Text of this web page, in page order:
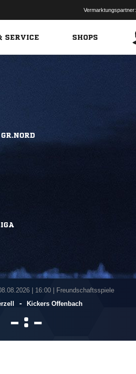
Vermarktungspartner:
SERVICE SHOPS
| 16:00 | Freundschaftsspiele
- Kickers Offenbach
 : 